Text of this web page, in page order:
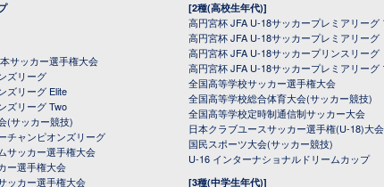
サッカー選手権大会
ズリーグ
ズリーグ Elite
ズリーグ Two
(サッカー競技)
チャンピオンズリーグ
サッカー選手権大会
ー選手権大会
ッカー選手権大会
[2種(高校生年代)]
高円宮杯 JFA U-18サッカープレミアリーグ
高円宮杯 JFA U-18サッカープレミアリーグ
高円宮杯 JFA U-18サッカープリンスリーグ
高円宮杯 JFA U-18サッカープレミアリーグ
全国高等学校サッカー選手権大会
全国高等学校総合体育大会(サッカー競技)
全国高等学校定時制通信制サッカー大会
日本クラブユースサッカー選手権(U-18)大会
国民スポーツ大会(サッカー競技)
U-16 インターナショナルドリームカップ
[3種(中学生年代)]